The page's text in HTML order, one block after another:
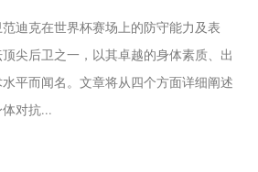
迪克在世界杯赛场上的防守能力及表
尖后卫之一，以其卓越的身体素质、出
平而闻名。文章将从四个方面详细阐述
对抗...